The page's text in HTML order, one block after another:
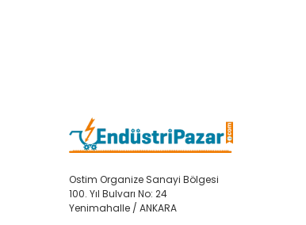
Ostim Organize Sanayi Bölgesi
100. Yıl Bulvarı No: 24
Yenimahalle / ANKARA